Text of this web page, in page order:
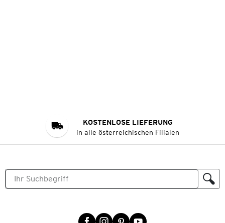
KOSTENLOSE LIEFERUNG
in alle österreichischen Filialen